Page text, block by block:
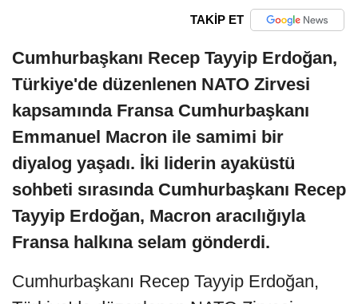
TAKİP ET
Cumhurbaşkanı Recep Tayyip Erdoğan,
Türkiye'de düzenlenen NATO Zirvesi
kapsamında Fransa Cumhurbaşkanı
Emmanuel Macron ile samimi bir
diyalog yaşadı. İki liderin ayaküstü
sohbeti sırasında Cumhurbaşkanı Recep
Tayyip Erdoğan, Macron aracılığıyla
Fransa halkına selam gönderdi.
Cumhurbaşkanı Recep Tayyip Erdoğan,